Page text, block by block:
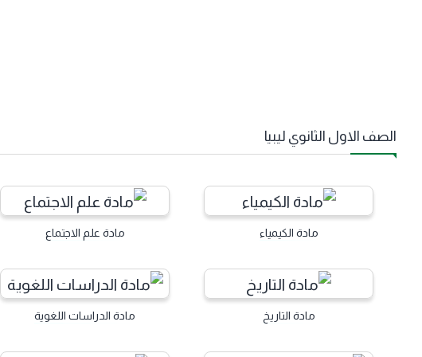
الصف الاول الثانوي ليبيا
مادة الكيمياء مادة علم الاجتماع
مادة التاريخ مادة الدراسات اللغوية